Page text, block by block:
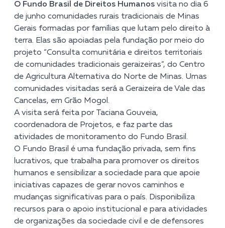
O Fundo Brasil de Direitos Humanos visita no dia 6
de junho comunidades rurais tradicionais de Minas
Gerais formadas por famílias que lutam pelo direito à
terra. Elas são apoiadas pela fundação por meio do
projeto “Consulta comunitária e direitos territoriais
de comunidades tradicionais geraizeiras”, do Centro
de Agricultura Alternativa do Norte de Minas. Umas
comunidades visitadas será a Geraizeira de Vale das
Cancelas, em Grão Mogol.
A visita será feita por Taciana Gouveia,
coordenadora de Projetos, e faz parte das
atividades de monitoramento do Fundo Brasil.
O Fundo Brasil é uma fundação privada, sem fins
lucrativos, que trabalha para promover os direitos
humanos e sensibilizar a sociedade para que apoie
iniciativas capazes de gerar novos caminhos e
mudanças significativas para o país. Disponibiliza
recursos para o apoio institucional e para atividades
de organizações da sociedade civil e de defensores